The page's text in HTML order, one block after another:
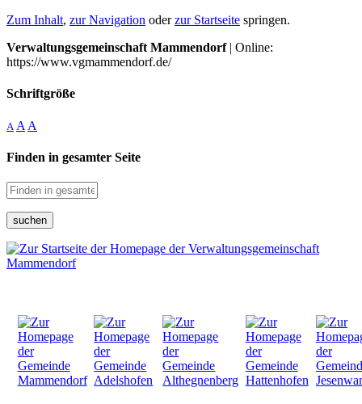
Zum Inhalt, zur Navigation oderzur Startseite springen.
Verwaltungsgemeinschaft Mammendorf| Online:
https://www.vgmammendorf.de/
Schriftgröße
A A A
Finden in gesamter Seite
suchen